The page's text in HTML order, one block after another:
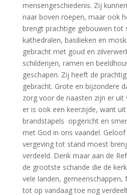
mensengeschiedenis. Zij
naar boven roepen, maar ook
brengt prachtige gebouwen tot
kathedralen, basilieken en
gebracht met goud en
schilderijen, ramen en
geschapen. Zij heeft de
gebracht. Grote en bijzondere
zorg voor de naasten zijn er
er is ook een keerzijde, want
brandstapels opgericht en
met God in ons vaandel.
vergeving tot stand moest
verdeeld. Denk maar aan de
de grootste schande die de
vele landen, gemeenschappen,
tot op vandaag toe nog